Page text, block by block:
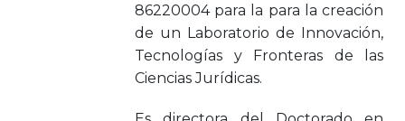
86220004 para la para la creación
de un Laboratorio de Innovación,
Tecnologías y Fronteras de las
Ciencias Jurídicas.